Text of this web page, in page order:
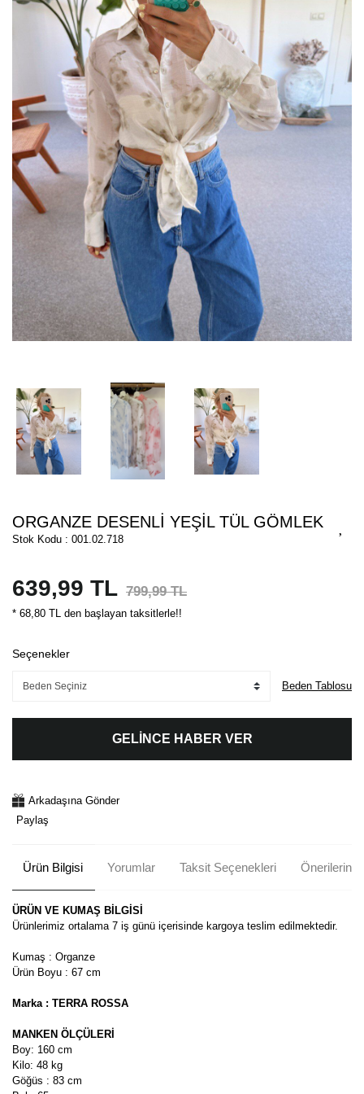
ORGANZE DESENLİ YEŞİL TÜL GÖMLEK
Stok Kodu : 001.02.718
639,99 TL 799,99 TL
* 68,80 TL den başlayan taksitlerle!!
Seçenekler
Beden Tablosu
GELİNCE HABER VER
Arkadaşına Gönder
Paylaş
Ürün Bilgisi Yorumlar Taksit Seçenekleri Önerileriniz
ÜRÜN VE KUMAŞ BİLGİSİ
Ürünlerimiz ortalama 7 iş günü içerisinde kargoya teslim edilmektedir.
Kumaş : Organze
Ürün Boyu : 67 cm
Marka : TERRA ROSSA
MANKEN ÖLÇÜLERİ
Boy: 160 cm
Kilo: 48 kg
Göğüs : 83 cm